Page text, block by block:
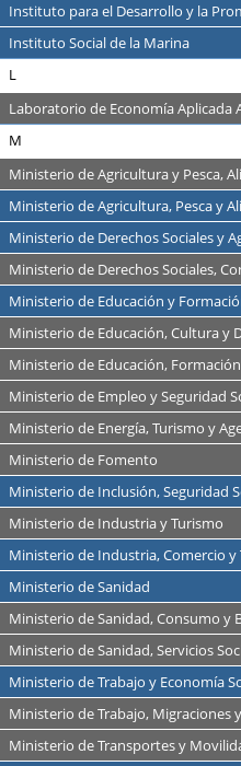
Instituto para el Desarrollo y la
Instituto Social de la Marina
L
Laboratorio de Economía Aplicada
M
Ministerio de Agricultura y Pesca,
Ministerio de Agricultura, Pesca y
Ministerio de Derechos Sociales y
Ministerio de Derechos Sociales,
Ministerio de Educación y
Ministerio de Educación, Cultura y
Ministerio de Educación,
Ministerio de Empleo y Seguridad
Ministerio de Energía, Turismo y
Ministerio de Fomento
Ministerio de Inclusión, Seguridad
Ministerio de Industria y Turismo
Ministerio de Industria, Comercio y
Ministerio de Sanidad
Ministerio de Sanidad, Consumo y
Ministerio de Sanidad, Servicios
Ministerio de Trabajo y Economía
Ministerio de Trabajo, Migraciones
Ministerio de Transportes y